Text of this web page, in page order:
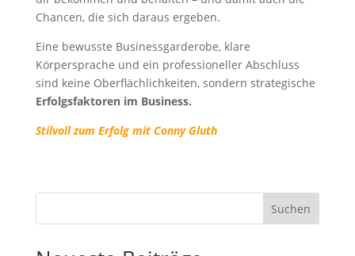
Chancen, die sich daraus ergeben.
Eine bewusste Businessgarderobe, klare
Körpersprache und ein professioneller Abschluss
sind keine Oberflächlichkeiten, sondern strategische
Erfolgsfaktoren im Business.
Stilvoll zum Erfolg mit Conny Gluth
Suchen